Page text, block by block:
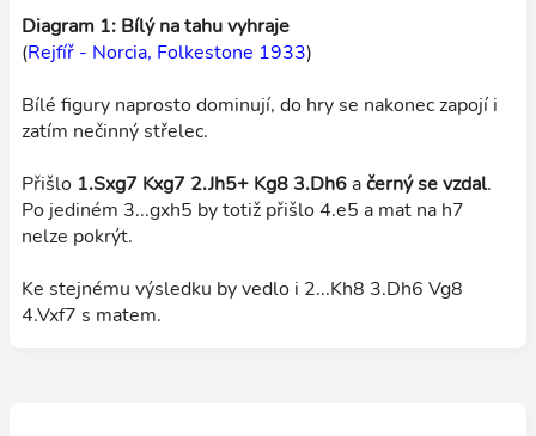
Diagram 1: Bílý na tahu vyhraje
(Rejfíř - Norcia, Folkestone 1933)
Bílé figury naprosto dominují, do hry se nakonec zapojí i
zatím nečinný střelec.
Přišlo 1.Sxg7 Kxg7 2.Jh5+ Kg8 3.Dh6ačerný se vzdal.
Po jediném 3...gxh5 by totiž přišlo 4.e5 a mat na h7
nelze pokrýt.
Ke stejnému výsledku by vedlo i 2...Kh8 3.Dh6 Vg8
4.Vxf7 s matem.